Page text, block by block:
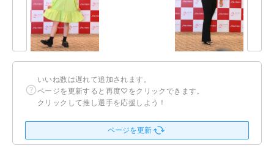
いいね数は遅れて追加されます。
ページを更新すると再度♡をクリックできます。
クリックして推し選手を応援しよう！
ページを更新